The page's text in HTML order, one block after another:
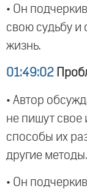
• Он
свою судьбу и
жизнь.
01:49:02
• Автор
не пишут свое
способы их
другие методы.
• Он